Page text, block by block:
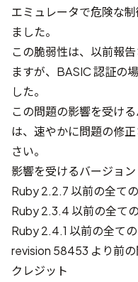
エミュレータで危険な
ました。
この脆弱性は、 以前報
ますが、BASIC 認証の
した。
この問題の影響を受け
は、速やかに問題の修
さい。
影響を受けるバージョン
Ruby 2.2.7 以前の全て
Ruby 2.3.4 以前の全て
Ruby 2.4.1 以前の全て
revision 58453 より前
クレジット